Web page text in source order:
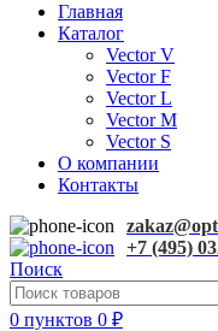
Главная
Каталог
Vector V
Vector F
Vector L
Vector M
Vector S
О компании
Контакты
+7 (495)
Поиск
0 пунктов 0 ₽